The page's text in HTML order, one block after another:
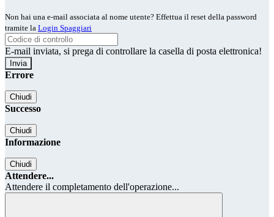
Non hai una e-mail associata al nome utente? Effettua il reset della password
tramite la Login Spaggiari
E-mail inviata, si prega di controllare la casella di posta elettronica!
Errore
Chiudi
Successo
Chiudi
Informazione
Chiudi
Attendere...
Attendere il completamento dell'operazione...